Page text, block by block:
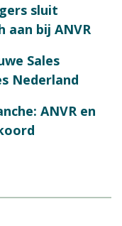
sluit
aan bij ANVR
Sales
Nederland
ANVR en